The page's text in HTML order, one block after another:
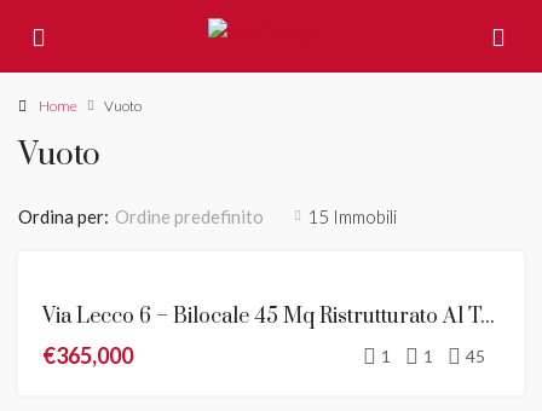
Home Vuoto
Vuoto
15 Immobili
Ordina per: Ordine predefinito
Via Lecco 6 – Bilocale 45 Mq Ristrutturato Al Terzo Piano
€365,000
1 1 45